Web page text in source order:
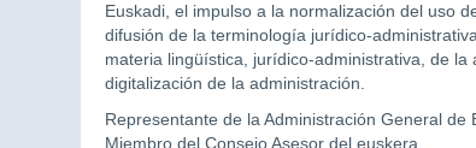
Euskadi, el impulso a la normalización del uso
difusión de la terminología jurídico-
materia lingüística, jurídico-administrativa, de
digitalización de la administración.
Representante de la Administración General de
Miembro del Consejo Asesor del euskera.